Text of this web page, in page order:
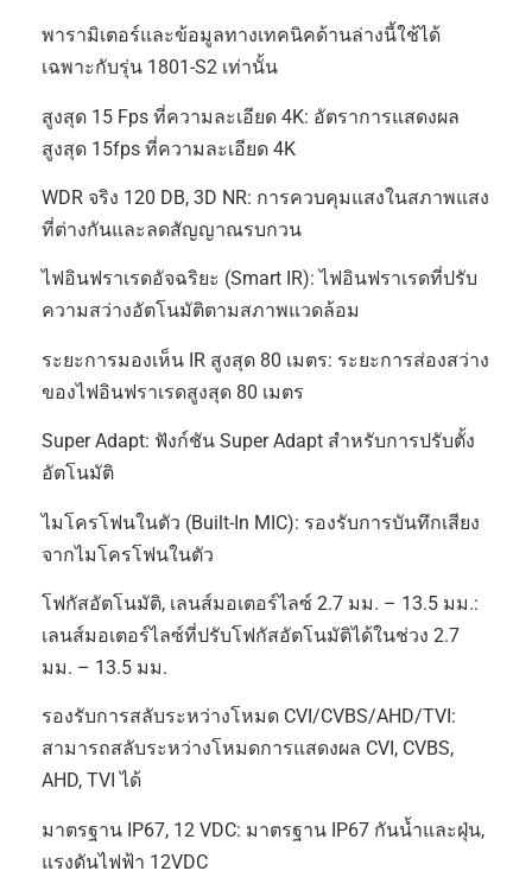
พารามิเตอร์และข้อมูลทางเทคนิคด้านล่างนี้ใช้ได้
เฉพาะกับรุ่น 1801-S2 เท่านั้น
สูงสุด 15 Fps ที่ความละเอียด 4K: อัตราการแสดงผล
สูงสุด 15fps ที่ความละเอียด 4K
WDR จริง 120 DB, 3D NR: การควบคุมแสงในสภาพแสง
ที่ต่างกันและลดสัญญาณรบกวน
ไฟอินฟราเรดอัจฉริยะ (Smart IR): ไฟอินฟราเรดที่ปรับ
ความสว่างอัตโนมัติตามสภาพแวดล้อม
ระยะการมองเห็น IR สูงสุด 80 เมตร: ระยะการส่องสว่าง
ของไฟอินฟราเรดสูงสุด 80 เมตร
Super Adapt: ฟังก์ชัน Super Adapt สำหรับการปรับตั้ง
อัตโนมัติ
ไมโครโฟนในตัว (Built-In MIC): รองรับการบันทึกเสียง
จากไมโครโฟนในตัว
โฟกัสอัตโนมัติ, เลนส์มอเตอร์ไลซ์ 2.7 มม. – 13.5 มม.:
เลนส์มอเตอร์ไลซ์ที่ปรับโฟกัสอัตโนมัติได้ในช่วง 2.7
มม. – 13.5 มม.
รองรับการสลับระหว่างโหมด CVI/CVBS/AHD/TVI:
สามารถสลับระหว่างโหมดการแสดงผล CVI, CVBS,
AHD, TVI ได้
มาตรฐาน IP67, 12 VDC: มาตรฐาน IP67 กันน้ำและฝุ่น,
แรงดันไฟฟ้า 12VDC